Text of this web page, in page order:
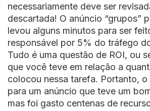
necessariamente deve ser
descartada! O anúncio “grupos”
levou alguns minutos para ser
responsável por 5% do tráfego
Tudo é uma questão de ROI, ou
que você teve em relação a
colocou nessa tarefa. Portanto, o
para um anúncio que teve um
mas foi gasto centenas de